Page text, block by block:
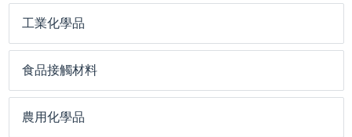
工業化學品
食品接觸材料
農用化學品